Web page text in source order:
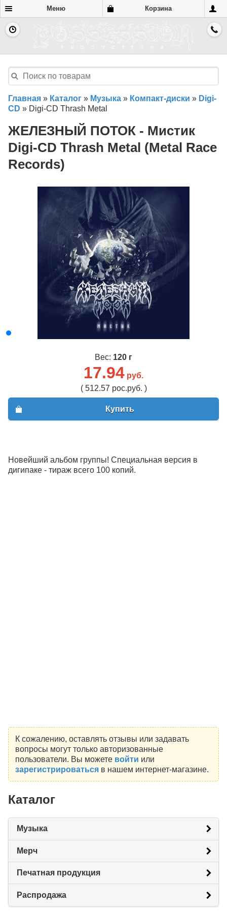
Меню Корзина
Главная » Каталог » Музыка » Компакт-диски » Digi-
CD » Digi-CD Thrash Metal
ЖЕЛЕЗНЫЙ ПОТОК - Мистик
Digi-CD Thrash Metal (Metal Race
Records)
Вес: 120 г
17.94 руб.
( 512.57 рос.руб. )
Купить
Новейший альбом группы! Специальная версия в
дигипаке - тираж всего 100 копий.
К сожалению, оставлять отзывы или задавать
вопросы могут только авторизованные
пользователи. Вы можете войти или
зарегистрироватьсяв нашем интернет-магазине.
Каталог
Музыка
Мерч
Печатная продукция
Распродажа